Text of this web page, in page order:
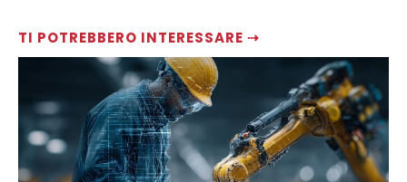
TI POTREBBERO INTERESSARE ⇢